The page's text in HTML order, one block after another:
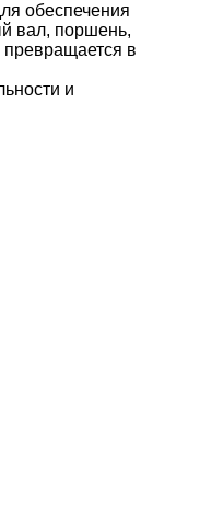
обеспечения
вал, поршень,
превращается в
и